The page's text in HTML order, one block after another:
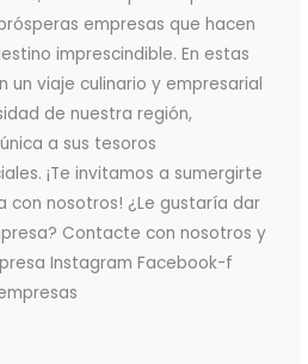
empresas que hacen
imprescindible. En estas
un viaje culinario y empresarial
de nuestra región,
a sus tesoros
¡Te invitamos a sumergirte
con nosotros! ¿Le gustaría dar
Contacte con nosotros y
Instagram Facebook-f